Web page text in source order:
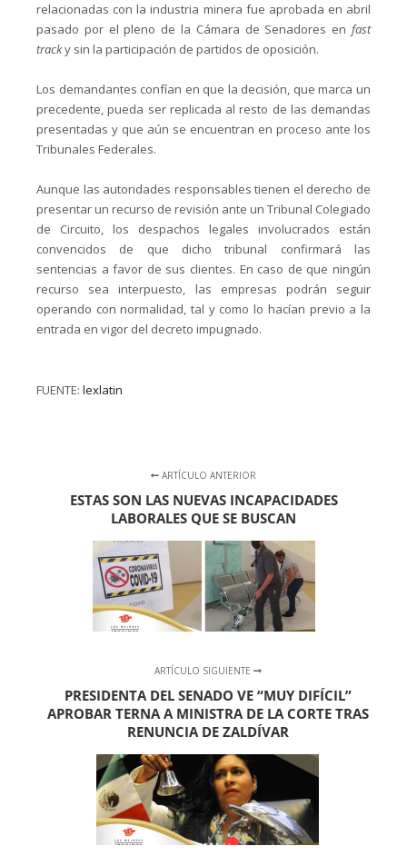
relacionadas con la industria minera fue aprobada en abril
pasado por el pleno de la Cámara de Senadores en fast
tracky sin la participación de partidos de oposición.
Los demandantes confían en que la decisión, que marca un
precedente, pueda ser replicada al resto de las demandas
presentadas y que aún se encuentran en proceso ante los
Tribunales Federales.
Aunque las autoridades responsables tienen el derecho de
presentar un recurso de revisión ante un Tribunal Colegiado
de Circuito, los despachos legales involucrados están
convencidos de que dicho tribunal confirmará las
sentencias a favor de sus clientes. En caso de que ningún
recurso sea interpuesto, las empresas podrán seguir
operando con normalidad, tal y como lo hacían previo a la
entrada en vigor del decreto impugnado.
FUENTE: lexlatin
ARTÍCULO ANTERIOR
ESTAS SON LAS NUEVAS INCAPACIDADES
LABORALES QUE SE BUSCAN
ARTÍCULO SIGUIENTE
PRESIDENTA DEL SENADO VE “MUY DIFÍCIL”
APROBAR TERNA A MINISTRA DE LA CORTE TRAS
RENUNCIA DE ZALDÍVAR